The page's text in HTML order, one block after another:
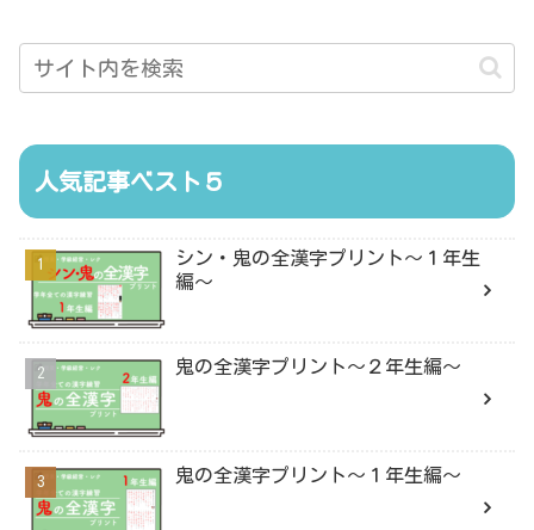
人気記事ベスト５
シン・鬼の全漢字プリント〜１年生
編〜
鬼の全漢字プリント〜２年生編〜
鬼の全漢字プリント〜１年生編〜